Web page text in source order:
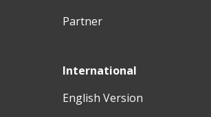
Partner
International
English Version